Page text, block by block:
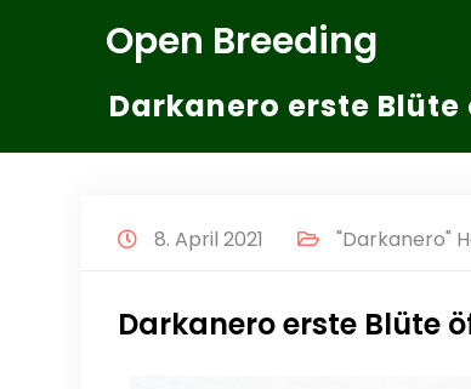
Open Breeding
Darkanero erste
8. April 2021 "Darkanero"
Darkanero erste Blüte